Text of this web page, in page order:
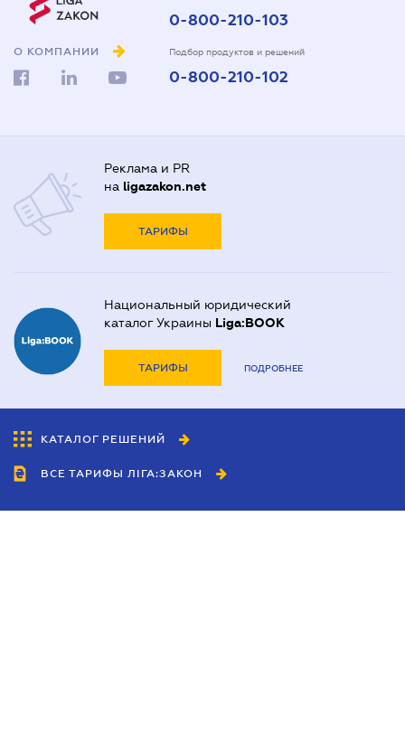
О КОМПАНИИ
0-800-210-103
Подбор продуктов и решений
0-800-210-102
Реклама и PR
на ligazakon.net
ТАРИФЫ
Национальный юридический
каталог Украины Liga:BOOK
ТАРИФЫ ПОДРОБНЕЕ
КАТАЛОГ РЕШЕНИЙ
ВСЕ ТАРИФЫ ЛІГА:ЗАКОН